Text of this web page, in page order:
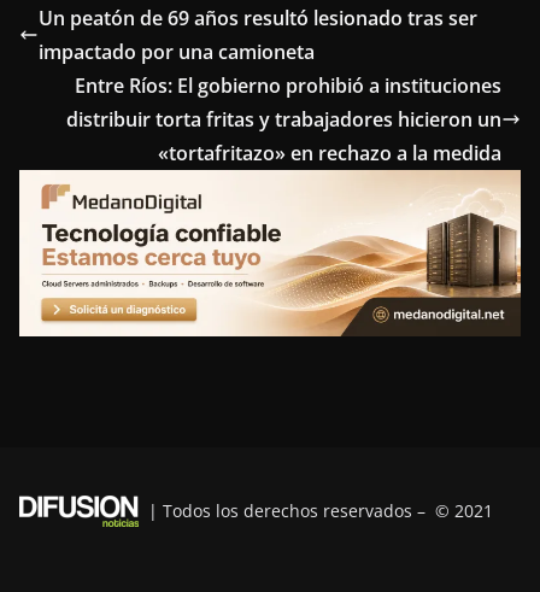
e
b
t
t
t
e
r
e
s
t
k
e
I
e
g
a
Un peatón de 69 años resultó lesionado tras ser
impactado por una camioneta
Entre Ríos: El gobierno prohibió a instituciones
distribuir torta fritas y trabajadores hicieron un
«tortafritazo» en rechazo a la medida
| Todos los derechos reservados – © 2021